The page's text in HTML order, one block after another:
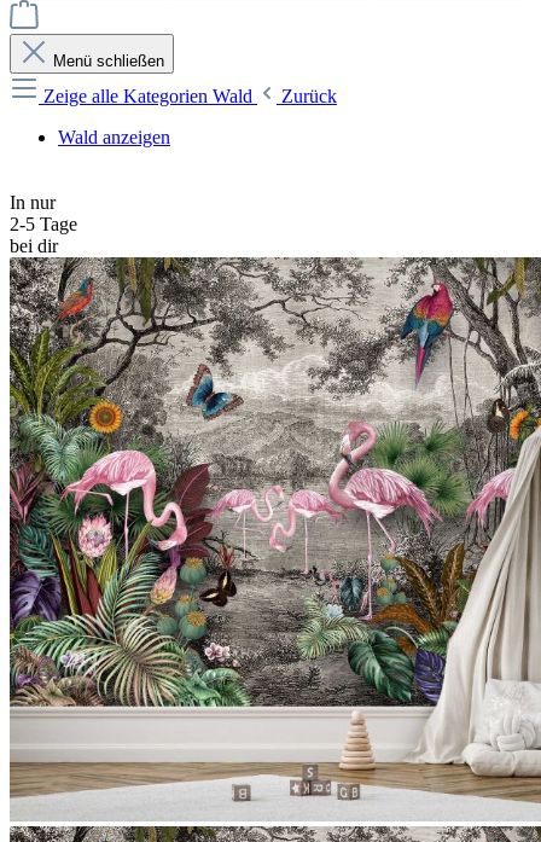
Menü schließen
Zeige alle Kategorien Wald
Zurück
Wald anzeigen
In nur
2-5 Tage
bei dir